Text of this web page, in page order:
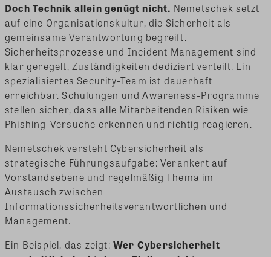
Doch Technik allein genügt nicht. Nemetschek setzt
auf eine Organisationskultur, die Sicherheit als
gemeinsame Verantwortung begreift.
Sicherheitsprozesse und Incident Management sind
klar geregelt, Zuständigkeiten dediziert verteilt. Ein
spezialisiertes Security-Team ist dauerhaft
erreichbar. Schulungen und Awareness-Programme
stellen sicher, dass alle Mitarbeitenden Risiken wie
Phishing-Versuche erkennen und richtig reagieren.
Nemetschek versteht Cybersicherheit als
strategische Führungsaufgabe: Verankert auf
Vorstandsebene und regelmäßig Thema im
Austausch zwischen
Informationssicherheitsverantwortlichen und
Management.
Ein Beispiel, das zeigt: Wer Cybersicherheit